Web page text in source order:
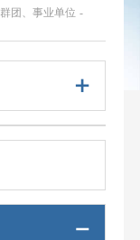
群团、事业单位 -